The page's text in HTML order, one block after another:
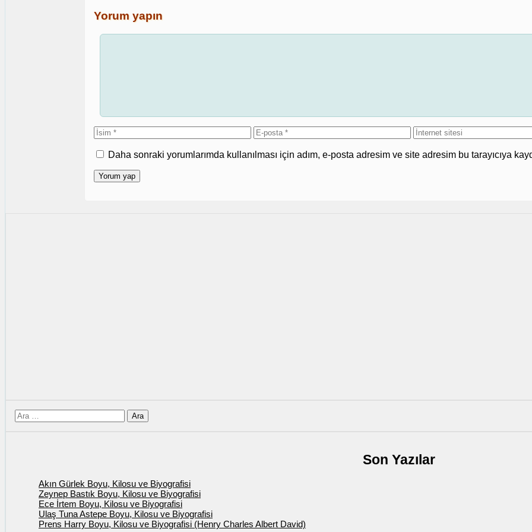
Yorum yapın
Yorum
İsim
E-
posta
İnternet
sitesi
Daha sonraki yorumlarımda kullanılması için adım, e-posta adresim ve site adresim bu tarayıcıya
için
ara
Son Yazılar
Akın Gürlek Boyu, Kilosu ve Biyografisi
Zeynep Bastık Boyu, Kilosu ve Biyografisi
Ece İrtem Boyu, Kilosu ve Biyografisi
Ulaş Tuna Astepe Boyu, Kilosu ve Biyografisi
Prens Harry Boyu, Kilosu ve Biyografisi (Henry Charles Albert David)